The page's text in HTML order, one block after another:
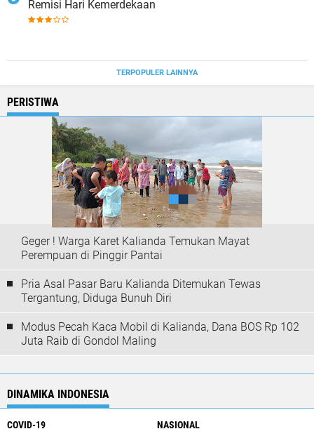
Remisi Hari Kemerdekaan
TERPOPULER LAINNYA
PERISTIWA
Geger ! Warga Karet Kalianda Temukan Mayat
Perempuan di Pinggir Pantai
Pria Asal Pasar Baru Kalianda Ditemukan Tewas
Tergantung, Diduga Bunuh Diri
Modus Pecah Kaca Mobil di Kalianda, Dana BOS Rp 102
Juta Raib di Gondol Maling
DINAMIKA INDONESIA
COVID-19 NASIONAL